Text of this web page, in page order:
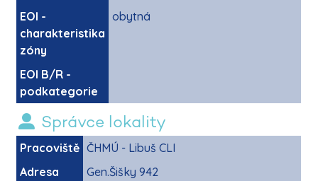
EOI -
charakteristika
zóny
obytná
EOI B/R -
podkategorie
Správce lokality
Pracoviště ČHMÚ - Libuš CLI
Adresa
Gen.Šišky 942